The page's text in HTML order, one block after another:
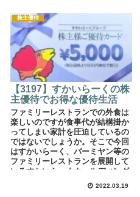
株主優待
【3197】すかいらーくの株
主優待でお得な優待生活
ファミリーレストランでの外食は
楽しいのですが食事代が結構掛か
ってしまい家計を圧迫しているの
ではないでしょうか。そこで今回
はすかいらーく、バーミヤン等の
ファミリーレストランを展開して
いるすかいらーくホールディング
スの株主優待を紹介します。優待
券を使って外食費を浮かしてお得
2022.03.19